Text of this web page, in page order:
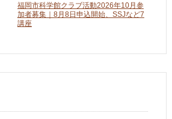
福岡市科学館クラブ活動2026年10月参
加者募集｜8月8日申込開始、SSJなど7
講座